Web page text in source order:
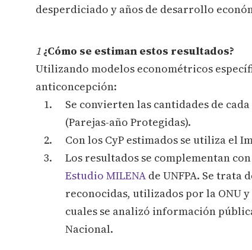
desperdiciado y años de desarrollo
1 ¿Cómo se estiman estos resultados?
Utilizando modelos econométricos
anticoncepción:
Se convierten las cantidades de
(Parejas-año Protegidas).
Con los CyP estimados se utiliza el
Los resultados se complementan
Estudio MILENA de UNFPA. Se
reconocidas, utilizados por la ONU
cuales se analizó información
Nacional.